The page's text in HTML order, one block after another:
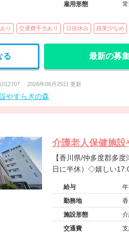
雇用形態
り 交通費手当あり 日祝休み 残業少なめ
る 最新の募
2026年06月25日 更新
やすらぎの森
介護老人保健施
【香川県/仲多度郡多度津町】 ◇日曜日・祝日固定休み◇土曜日午後休み（※土曜日
日に半休）◇嬉しい
給与
勤務地
施設形態
交通費